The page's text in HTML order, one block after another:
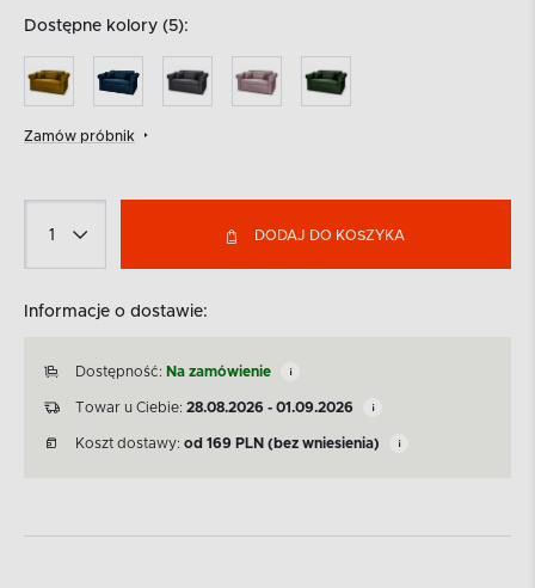
Dostępne kolory (5):
Zamów próbnik
DODAJ DO KOSZYKA
Informacje o dostawie:
Dostępność: Na zamówienie
Towar u Ciebie: 28.08.2026 - 01.09.2026
Koszt dostawy: od 169 PLN (bez wniesienia)